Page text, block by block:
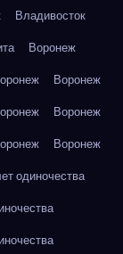
Владивосток
Воронеж
Воронеж
Воронеж
Воронеж
одиночества